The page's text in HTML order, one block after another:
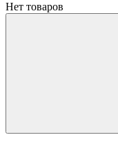
Нет товаров